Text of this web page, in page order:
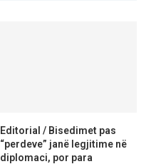
Editorial / Bisedimet pas
“perdeve” janë legjitime në
diplomaci, por para